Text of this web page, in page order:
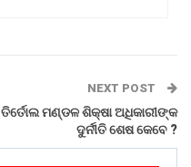
NEXT POST
ତିର୍ତୋଲ ମଣ୍ଡଳ ଶିକ୍ଷା ଅଧିକାରୀଙ୍କ
ଦୁର୍ନୀତି ଶେଷ କେବେ ?